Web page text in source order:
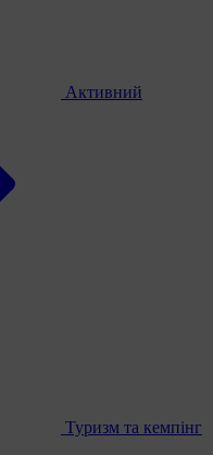
Активний
Туризм та кемпінг